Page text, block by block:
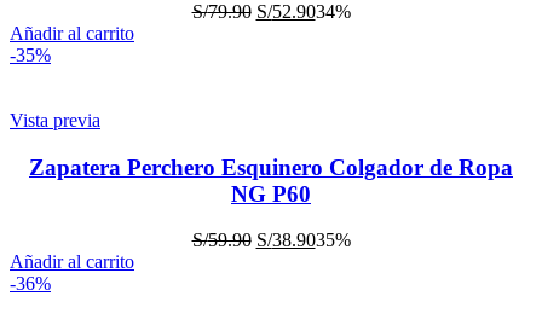
S/79.90 S/52.9034%
Añadir al carrito
-35%
Vista previa
Zapatera Perchero Esquinero Colgador de Ropa
NG P60
S/59.90 S/38.9035%
Añadir al carrito
-36%